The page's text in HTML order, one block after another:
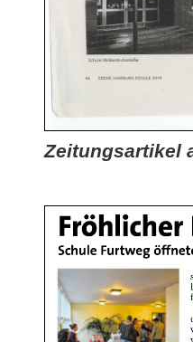
Zeitungsartikel